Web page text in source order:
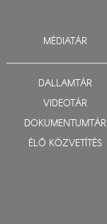
MÉDIATÁR
DALLAMTÁR
VIDEOTÁR
DOKUMENTUMTÁR
ÉLŐ KÖZVETÍTÉS